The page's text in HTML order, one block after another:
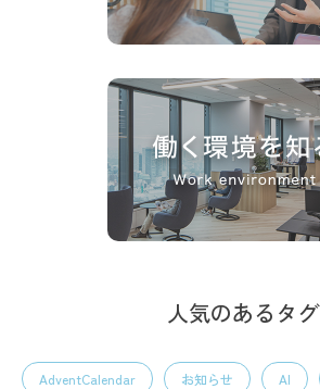
人気のあるタグ
AdventCalendar お知らせ AI